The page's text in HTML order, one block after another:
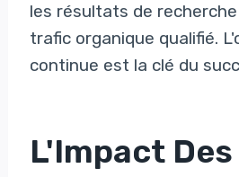
les résultats de
trafic organique qualifié.
continue est la clé du
L'Impact Des